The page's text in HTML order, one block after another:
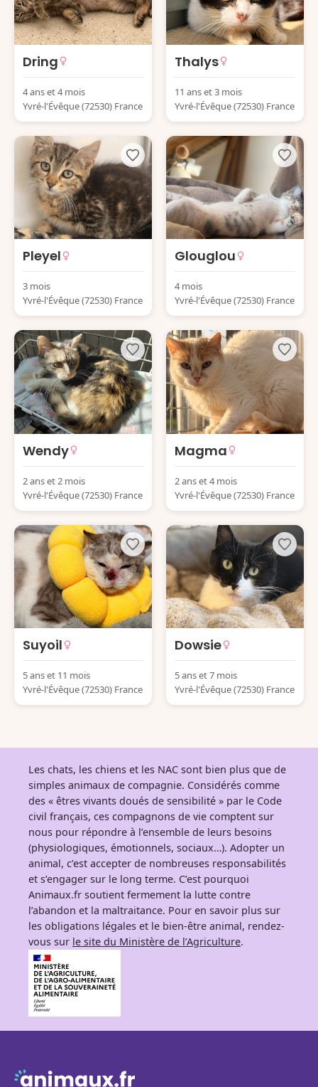
Dring
4 ans et 4 mois
Yvré-l'Évêque (72530) France
Thalys
11 ans et 3 mois
Yvré-l'Évêque (72530) France
Pleyel
3 mois
Yvré-l'Évêque (72530) France
Glouglou
4 mois
Yvré-l'Évêque (72530) France
Wendy
2 ans et 2 mois
Yvré-l'Évêque (72530) France
Magma
2 ans et 4 mois
Yvré-l'Évêque (72530) France
Suyoil
5 ans et 11 mois
Yvré-l'Évêque (72530) France
Dowsie
5 ans et 7 mois
Yvré-l'Évêque (72530) France
Les chats, les chiens et les NAC sont bien plus que de
simples animaux de compagnie. Considérés comme
des « êtres vivants doués de sensibilité » par le Code
civil français, ces compagnons de vie comptent sur
nous pour répondre à l’ensemble de leurs besoins
(physiologiques, émotionnels, sociaux…). Adopter un
animal, c’est accepter de nombreuses responsabilités
et s’engager sur le long terme. C’est pourquoi
Animaux.fr soutient fermement la lutte contre
l’abandon et la maltraitance. Pour en savoir plus sur
les obligations légales et le bien-être animal, rendez-
vous sur le site du Ministère de l’Agriculture.